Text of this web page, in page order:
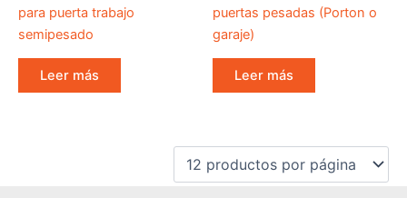
para puerta trabajo
semipesado
Leer más
puertas pesadas (Porton o
garaje)
Leer más